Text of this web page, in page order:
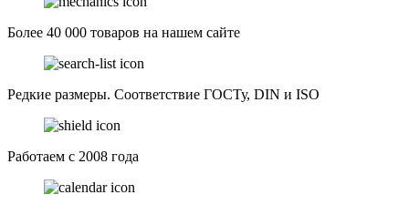
Более 40 000 товаров на нашем сайте
Редкие размеры. Соответствие ГОСТу, DIN и ISO
Работаем с 2008 года